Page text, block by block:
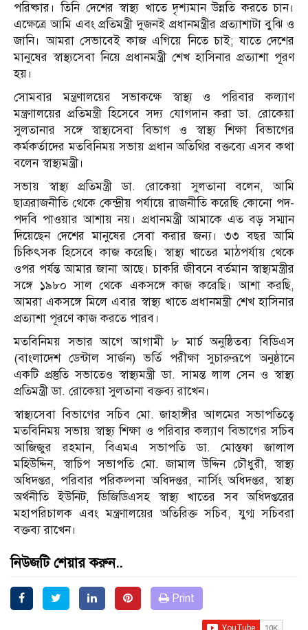
পরিষ্কার। তিনি দেশের স্বাস্থ্য খাতে দৃশ্যমান উন্নতি করতে চান।
এক্ষেত্রে আমি এবং প্রতিমন্ত্রী দুজনই প্রধানমন্ত্রীর প্রত্যাশাটা বুঝি ও
জানি। আমরা সেভাবেই কাজ এগিয়ে নিতে চাই; যাতে দেশের
মানুষের স্বাস্থ্যসেবা নিয়ে প্রধানমন্ত্রী শেখ হাসিনার প্রত্যাশা পূরণ
হয়।
সোমবার মন্ত্রণালয়ের সভাকক্ষে স্বাস্থ্য ও পরিবার কল্যাণ
মন্ত্রণালয়ের প্রতিমন্ত্রী হিসেবে সদ্য যোগদান করা ডা. রোকেয়া
সুলতানার সঙ্গে স্বাস্থ্যসেবা বিভাগ ও স্বাস্থ্য শিক্ষা বিভাগের
কর্মকর্তাদের মতবিনিময় সভায় প্রধান অতিথির বক্তব্যে এসব কথা
বলেন স্বাস্থ্যমন্ত্রী।
সভায় স্বাস্থ্য প্রতিমন্ত্রী ডা. রোকেয়া সুলতানা বলেন, আমি
ছাত্ররাজনীতি থেকে কেন্দ্রীয় পর্যায়ে রাজনীতি করেছি কোনো পদ-
পদবি পাওয়ার আশায় নয়। প্রধানমন্ত্রী আমাকে এত বড় সম্মান
দিয়েছেন দেশের মানুষের সেবা করার জন্য। ৩৩ বছর আমি
চিকিৎসক হিসেবে কাজ করেছি। স্বাস্থ্য খাতের মাঠপর্যায় থেকে
ওপর পর্যন্ত আমার জানা আছে। চাকরি জীবনে বর্তমান স্বাস্থ্যমন্ত্রীর
সঙ্গে ১৯৮০ সাল থেকে একসঙ্গে কাজ করেছি। আশা করছি,
আমরা একসঙ্গে মিলে এবার স্বাস্থ্য খাতে প্রধানমন্ত্রী শেখ হাসিনার
প্রত্যাশা পূরণে কাজ করতে পারব।
মতবিনিময় সভার আগে আগামী ৮ মার্চ অনুষ্ঠিতব্য বিডিএস
(বাংলাদেশ ডেন্টাল সার্জন) ভর্তি পরীক্ষা সুচারুরূপে অনুষ্ঠানে
একটি প্রস্তুতি সভাতেও স্বাস্থ্যমন্ত্রী ডা. সামন্ত লাল সেন ও স্বাস্থ্য
প্রতিমন্ত্রী ডা. রোকেয়া সুলতানা বক্তব্য রাখেন।
স্বাস্থ্যসেবা বিভাগের সচিব মো. জাহাঙ্গীর আলমের সভাপতিত্বে
মতবিনিময় সভায় স্বাস্থ্য শিক্ষা ও পরিবার কল্যাণ বিভাগের সচিব
আজিজুর রহমান, বিএমএ সভাপতি ডা. মোস্তফা জালাল
মহিউদ্দিন, স্বাচিপ সভাপতি মো. জামাল উদ্দিন চৌধুরী, স্বাস্থ্য
অধিদপ্তর, পরিবার পরিকল্পনা অধিদপ্তর, নার্সিং অধিদপ্তর, স্বাস্থ্য
অর্থনীতি ইউনিট, ডিজিডিএসহ স্বাস্থ্য খাতের সব অধিদপ্তরের
মহাপরিচালক এবং মন্ত্রণালয়ের অতিরিক্ত সচিব, যুগ্ম সচিবরা
বক্তব্য রাখেন।
নিউজটি শেয়ার করুন..
Print